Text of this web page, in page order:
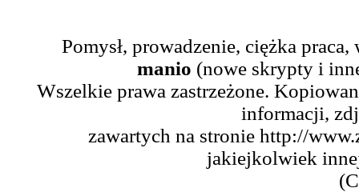
Pomysł, prowadzenie, ciężka
manio (nowe skrypty i
Wszelkie prawa zastrzeżone.
informacji,
zawartych na stronie http://
jakiejkolwiek